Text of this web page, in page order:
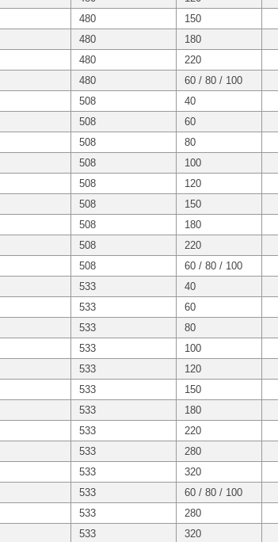
480 150
480 180
480 220
480 60 / 80 / 100
508 40
508 60
508 80
508 100
508 120
508 150
508 180
508 220
508 60 / 80 / 100
533 40
533 60
533 80
533 100
533 120
533 150
533 180
533 220
533 280
533 320
533 60 / 80 / 100
533 280
533 320